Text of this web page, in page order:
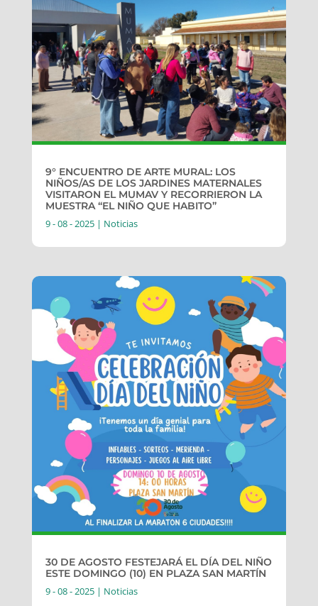
9° ENCUENTRO DE ARTE MURAL: LOS
NIÑOS/AS DE LOS JARDINES MATERNALES
VISITARON EL MUMAV Y RECORRIERON LA
MUESTRA “EL NIÑO QUE HABITO”
9 - 08 - 2025| Noticias
30 DE AGOSTO FESTEJARÁ EL DÍA DEL NIÑO
ESTE DOMINGO (10) EN PLAZA SAN MARTÍN
9 - 08 - 2025| Noticias